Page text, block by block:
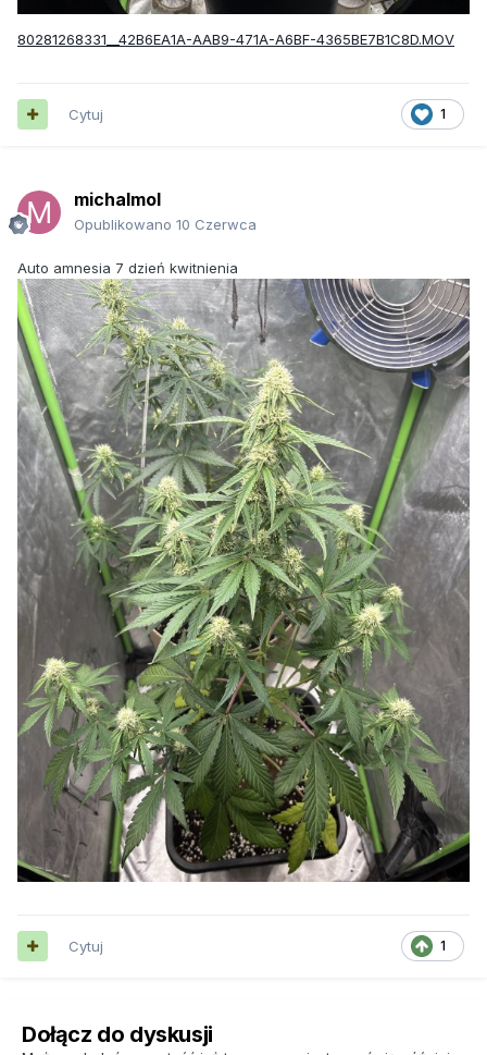
80281268331__42B6EA1A-AAB9-471A-A6BF-4365BE7B1C8D.MOV
1
Cytuj
michalmol
Opublikowano 10 Czerwca
Auto amnesia 7 dzień kwitnienia
1
Cytuj
Dołącz do dyskusji